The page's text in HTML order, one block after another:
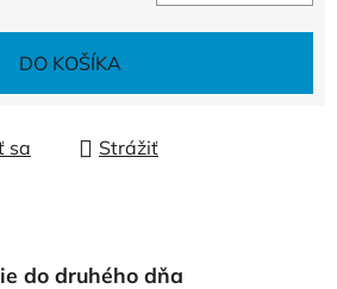
DO KOŠÍKA
sa
Strážiť
do druhého dňa